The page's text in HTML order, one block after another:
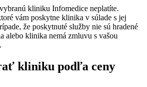
kliniku Infomedice neplatíte.
vám poskytne klinika v súlade s jej
že poskytnuté služby nie sú hradené
alebo klinika nemá zmluvu s vašou
kliniku podľa ceny